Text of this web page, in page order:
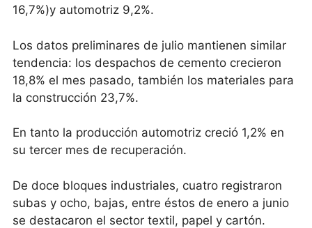
16,7%)y automotriz 9,2%.
Los datos preliminares de julio mantienen similar
tendencia: los despachos de cemento crecieron
18,8% el mes pasado, también los materiales para
la construcción 23,7%.
En tanto la producción automotriz creció 1,2% en
su tercer mes de recuperación.
De doce bloques industriales, cuatro registraron
subas y ocho, bajas, entre éstos de enero a junio
se destacaron el sector textil, papel y cartón.